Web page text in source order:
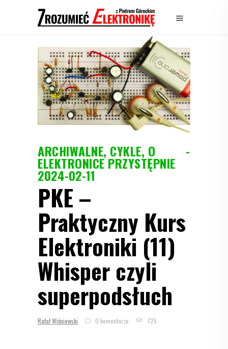
ARCHIWALNE, CYKLE, O
ELEKTRONICE PRZYSTĘPNIE
2024-02-11
PKE –
Praktyczny Kurs
Elektroniki (11)
Whisper czyli
superpodsłuch
Rafał Wiśniewski 0 komentarze 725